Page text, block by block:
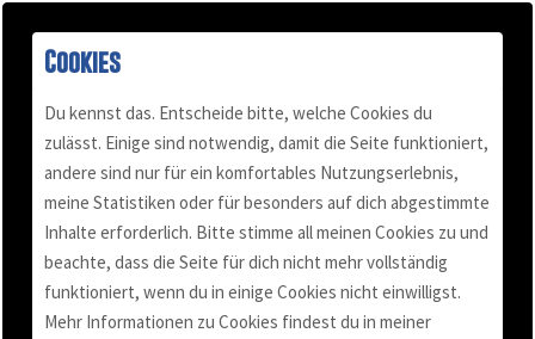
Über mich
Kundenstimmen
Buch "Konflikt-Power"
Für Selbständige
Team Training
Podcast
Blog
Videos
Mail & Telefon
Termin vereinbaren
Thilo Baum: „Was
Speaker ausmacht“
Cookies
Du kennst das. Entscheide bitte, welche Cookies du
zulässt. Einige sind notwendig, damit die Seite funktioniert,
andere sind nur für ein komfortables Nutzungserlebnis,
meine Statistiken oder für besonders auf dich abgestimmte
Inhalte erforderlich. Bitte stimme all meinen Cookies zu und
beachte, dass die Seite für dich nicht mehr vollständig
funktioniert, wenn du in einige Cookies nicht einwilligst.
Mehr Informationen zu Cookies findest du in meiner